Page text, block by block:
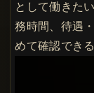
として働きた
務時間、待遇
めて確認でき